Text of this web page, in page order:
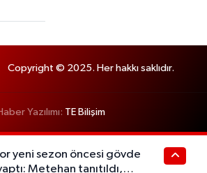
Copyright © 2025. Her hakkı saklıdır.
Yazılımı: TE Bilişim
yeni sezon öncesi gövde
Metehan tanıtıldı,